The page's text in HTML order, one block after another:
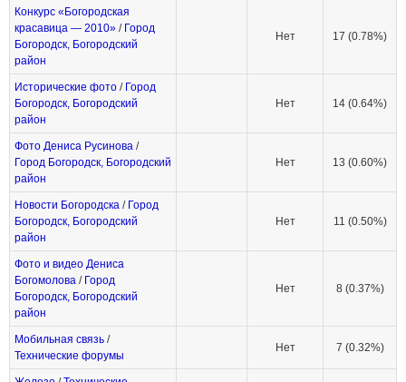
Конкурс «Богородская
красавица — 2010» / Город
Богородск, Богородский
район
Нет 17 (0.78%)
Исторические фото / Город
Богородск, Богородский
район
Нет 14 (0.64%)
Фото Дениса Русинова /
Город Богородск, Богородский
район
Нет 13 (0.60%)
Новости Богородска / Город
Богородск, Богородский
район
Нет 11 (0.50%)
Фото и видео Дениса
Богомолова / Город
Богородск, Богородский
район
Нет 8 (0.37%)
Мобильная связь /
Технические форумы
Нет 7 (0.32%)